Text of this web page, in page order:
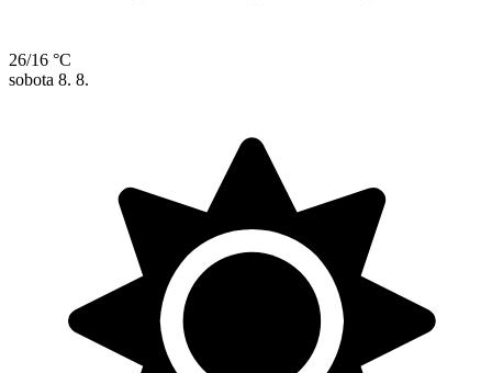
26/16 °C
sobota 8. 8.